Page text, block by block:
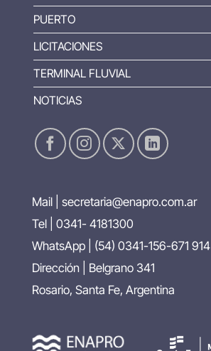
PUERTO
LICITACIONES
TERMINAL FLUVIAL
NOTICIAS
Mail | secretaria@enapro.com.ar
Tel | 0341- 4181300
WhatsApp | (54) 0341-156-671 914
Dirección | Belgrano 341
Rosario, Santa Fe, Argentina